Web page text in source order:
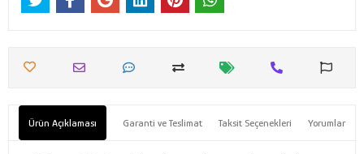
Ürün Açıklaması Garanti ve Teslimat Taksit Seçenekleri Yorumlar